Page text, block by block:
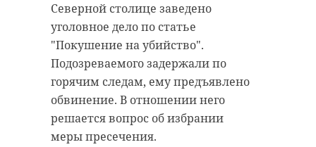
Северной столице заведено
уголовное дело по статье
"Покушение на убийство".
Подозреваемого задержали по
горячим следам, ему предъявлено
обвинение. В отношении него
решается вопрос об избрании
меры пресечения.
кировский район
Народный почтальон
земский почтальон